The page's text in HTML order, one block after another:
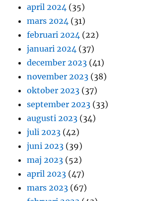
april 2024 (35)
mars 2024 (31)
februari 2024 (22)
januari 2024 (37)
december 2023 (41)
november 2023 (38)
oktober 2023 (37)
september 2023 (33)
augusti 2023 (34)
juli 2023 (42)
juni 2023 (39)
maj 2023 (52)
april 2023 (47)
mars 2023 (67)